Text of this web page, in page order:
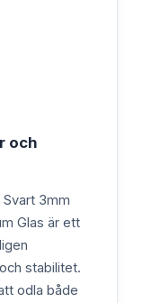
och
3mm
Glas är ett
stabilitet.
odla både